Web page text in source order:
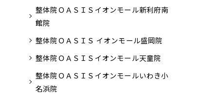
整体院ＯＡＳＩＳイオンモール新利府南
館院
整体院ＯＡＳＩＳ イオンモール盛岡院
整体院ＯＡＳＩＳイオンモール天童院
整体院ＯＡＳＩＳイオンモールいわき小
名浜院